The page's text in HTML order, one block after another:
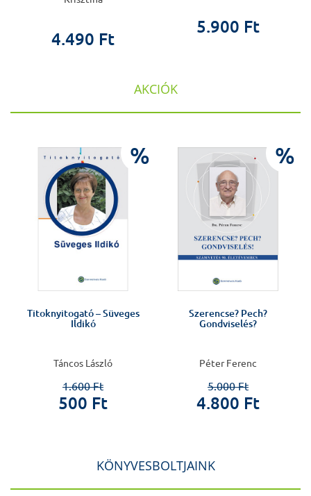
4.490 Ft
5.900 Ft
AKCIÓK
%
Titoknyitogató – Süveges
Ildikó
Táncos László
1.600 Ft
500 Ft
%
Szerencse? Pech?
Gondviselés?
Péter Ferenc
5.000 Ft
4.800 Ft
KÖNYVESBOLTJAINK